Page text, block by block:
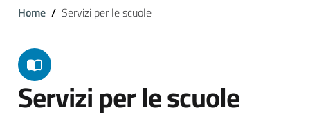
Home Servizi per le scuole
Servizi per le scuole